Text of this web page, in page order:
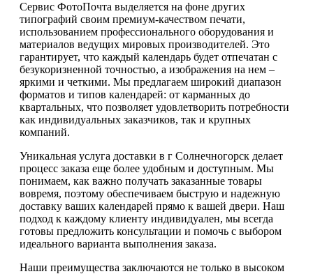
Сервис ФотоПочта выделяется на фоне других
типографий своим премиум-качеством печати,
использованием профессионального оборудования и
материалов ведущих мировых производителей. Это
гарантирует, что каждый календарь будет отпечатан с
безукоризненной точностью, а изображения на нем –
яркими и четкими. Мы предлагаем широкий диапазон
форматов и типов календарей: от карманных до
квартальных, что позволяет удовлетворить потребности
как индивидуальных заказчиков, так и крупных
компаний.
Уникальная услуга доставки в г Солнечногорск делает
процесс заказа еще более удобным и доступным. Мы
понимаем, как важно получать заказанные товары
вовремя, поэтому обеспечиваем быструю и надежную
доставку ваших календарей прямо к вашей двери. Наш
подход к каждому клиенту индивидуален, мы всегда
готовы предложить консультации и помочь с выбором
идеального варианта выполнения заказа.
Наши преимущества заключаются не только в высоком